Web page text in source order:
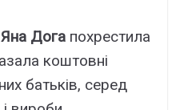
Яна Дога похрестила
коштовні
батьків, серед